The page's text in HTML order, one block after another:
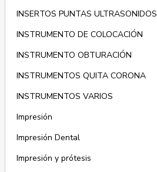
INSERTOS PUNTAS ULTRASONIDOS
INSTRUMENTO DE COLOCACIÓN
INSTRUMENTO OBTURACIÓN
INSTRUMENTOS QUITA CORONA
INSTRUMENTOS VARIOS
Impresión
Impresión Dental
Impresión y prótesis